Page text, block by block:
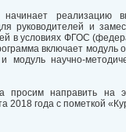
реализацию
руководителей и
в условиях ФГОС
включает модуль
модуль научно-
просим направить на
2018 года с пометкой